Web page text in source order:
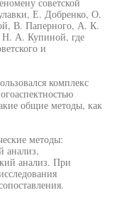
Е. Добренко, О.
В. Паперного, А. К.
Н. А. Купиной, где
и
комплекс
общие методы, как
методы:
анализ,
анализ. При